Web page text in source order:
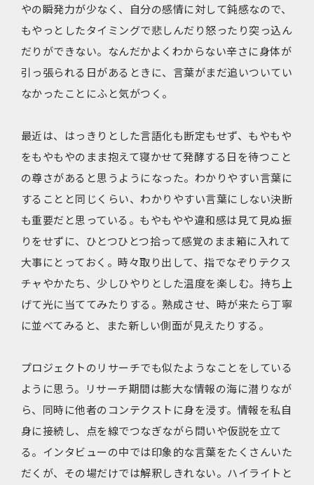
やの瞬発力が少なく、自分の感情に対して鈍感なので、
もやっとしたタイミングで悲しんだり怒ったり突っ込ん
だりができない。なんだかよくわからない辛さに身体が
引っ張られる日があるときに、言葉がまだ追いついてい
なかったことにふと気がつく。
最近は、はっきりとした言語化も断定もせず、もやもや
をもやもやのまま抱えて寝かせて発酵する日を待つこと
の尊さがあると思うようになった。わかりやすい言葉に
することと同じくらい、わかりやすい言葉にしない決断
も重要だと思っている。もやもやや違和感は見て見ぬ振
りをせずに、ひとつひとつ拾って感覚のまま箱に入れて
大事にとっておく。時々取り出して、指でなぞりテクス
チャやかたち、少しひやりとした温度を楽しむ。持ち上
げて光に当ててみたりする。熟成させ、時が来たら丁寧
に並べてみると、また新しい側面が見えたりする。
プロジェクトのリサーチでも似たようなことをしている
ように思う。リサーチ期間は膨大な情報の海に潜りなが
ら、同時に他者のコンテクストに身を浸す。情報を私自
身に接続し、点を線でつなぎながら問いや仮説を立て
る。インタビューの中では印象的な言葉をたくさんいた
だくが、その場だけでは解釈しきれない。ハイライトと